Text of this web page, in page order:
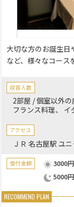
大切な方のお誕生日
など、様々なコース
収容人数
2部屋 / 個室以外
フランス料理
イ
アクセス
ＪＲ 名古屋駅 ユ
受付金額
3000
5000